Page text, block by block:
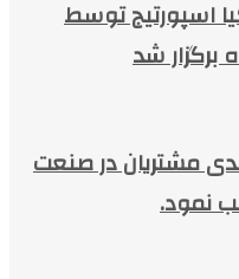
اسپورتیج توسط
شد
مشتریان در صنعت
نمود.